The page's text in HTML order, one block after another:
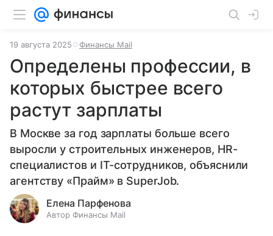
19 августа 2025 Финансы Mail
Определены профессии, в
которых быстрее всего
растут зарплаты
В Москве за год зарплаты больше всего
выросли у строительных инженеров, HR-
специалистов и IT-сотрудников, объяснили
агентству «Прайм» в SuperJob.
Елена Парфенова
Автор Финансы Mail